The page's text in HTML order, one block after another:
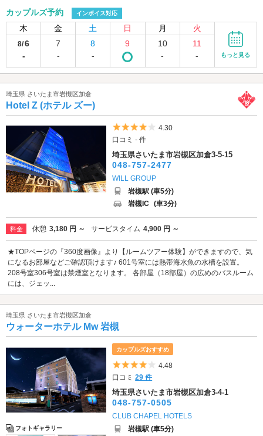
カップルズ予約 インボイス対応
木 金 土 日 月 火
8/6
-
7
-
8
-
9
10
-
11
-
もっと見る
埼玉県 さいたま市岩槻区加倉
Hotel Z (ホテル ズー)
5つ星のうち4
4.30
口コミ - 件
埼玉県さいたま市岩槻区加倉3-5-15
048-757-2477
WILL GROUP
岩槻駅 (車5分)
岩槻IC (車3分)
料金 休憩 3,180 円 ～ サービスタイム 4,900 円 ～
★TOPページの『360度画像』より【ルームツアー体験】ができますので、気
になるお部屋などご確認頂けます♪ 601号室には熱帯海水魚の水槽を設置。
208号室306号室は禁煙室となります。 各部屋（18部屋）の広めのバスルーム
には、ジェッ...
埼玉県 さいたま市岩槻区加倉
ウォーターホテル Mw 岩槻
フォトギャラリー
カップルズおすすめ
5つ星のうち4
4.48
口コミ29 件
埼玉県さいたま市岩槻区加倉3-4-1
048-757-0505
CLUB CHAPEL HOTELS
岩槻駅 (車5分)